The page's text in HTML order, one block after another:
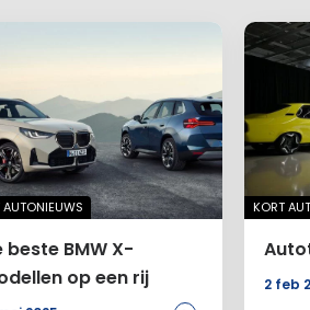
AUTONIEUWS
beste BMW X-
op een rij
KORT
2 feb